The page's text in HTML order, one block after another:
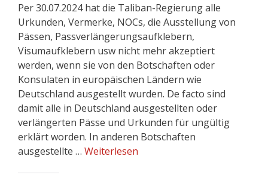
Per 30.07.2024 hat die Taliban-Regierung alle
Urkunden, Vermerke, NOCs, die Ausstellung von
Pässen, Passverlängerungsaufklebern,
Visumaufklebern usw nicht mehr akzeptiert
werden, wenn sie von den Botschaften oder
Konsulaten in europäischen Ländern wie
Deutschland ausgestellt wurden. De facto sind
damit alle in Deutschland ausgestellten oder
verlängerten Pässe und Urkunden für ungültig
erklärt worden. In anderen Botschaften
ausgestellte … Weiterlesen